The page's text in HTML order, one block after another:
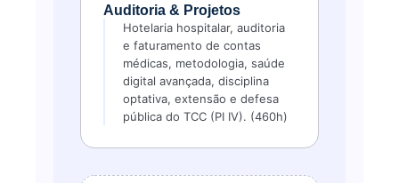
Auditoria & Projetos
Hotelaria hospitalar, auditoria
e faturamento de contas
médicas, metodologia, saúde
digital avançada, disciplina
optativa, extensão e defesa
pública do TCC (PI IV). (460h)